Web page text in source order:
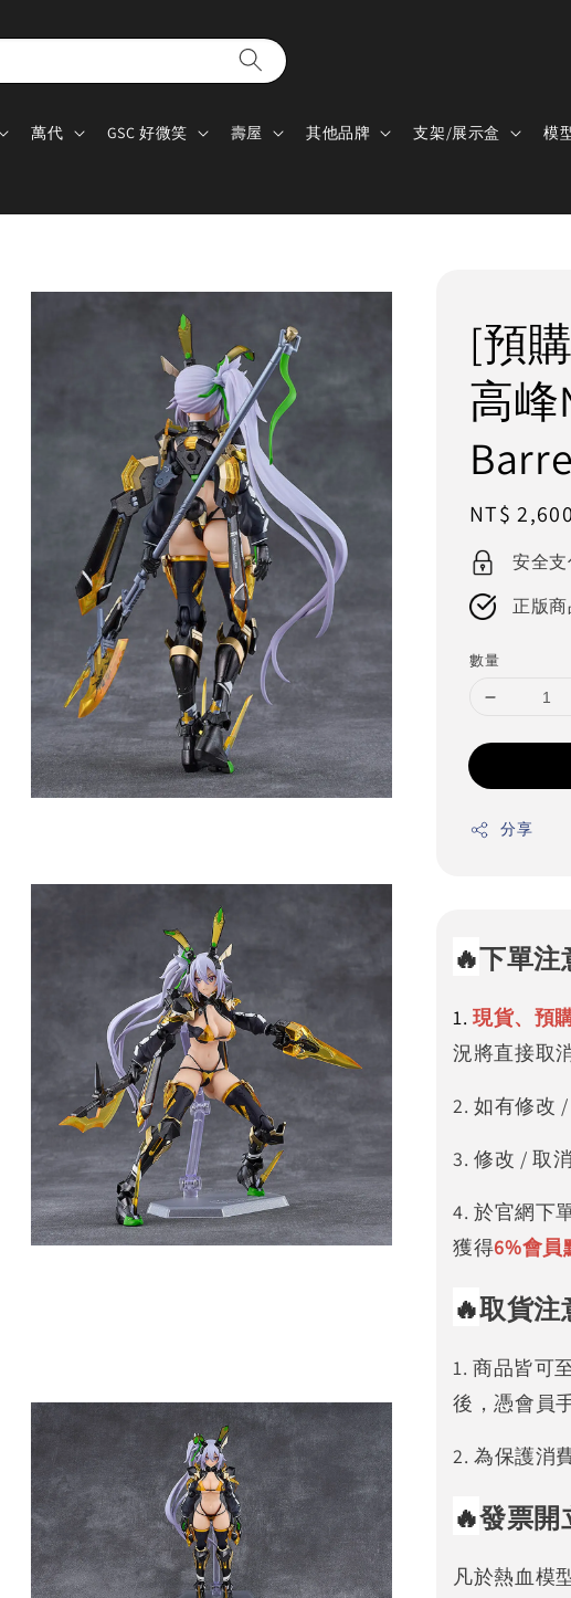
萬代 GSC 好微笑 壽屋 其他品牌 支架/展示盒 模
[預
高峰
Regular
price
NT$
安全
正版
數量
分享
🔥下單注
1. 現貨、預
況將直接取
2. 如有修改
3. 修改 / 取
4. 於官網下
獲得6%會員
🔥取貨注
1. 商品皆可
後，憑會員
2. 為保護消
🔥發票開
凡於熱血模